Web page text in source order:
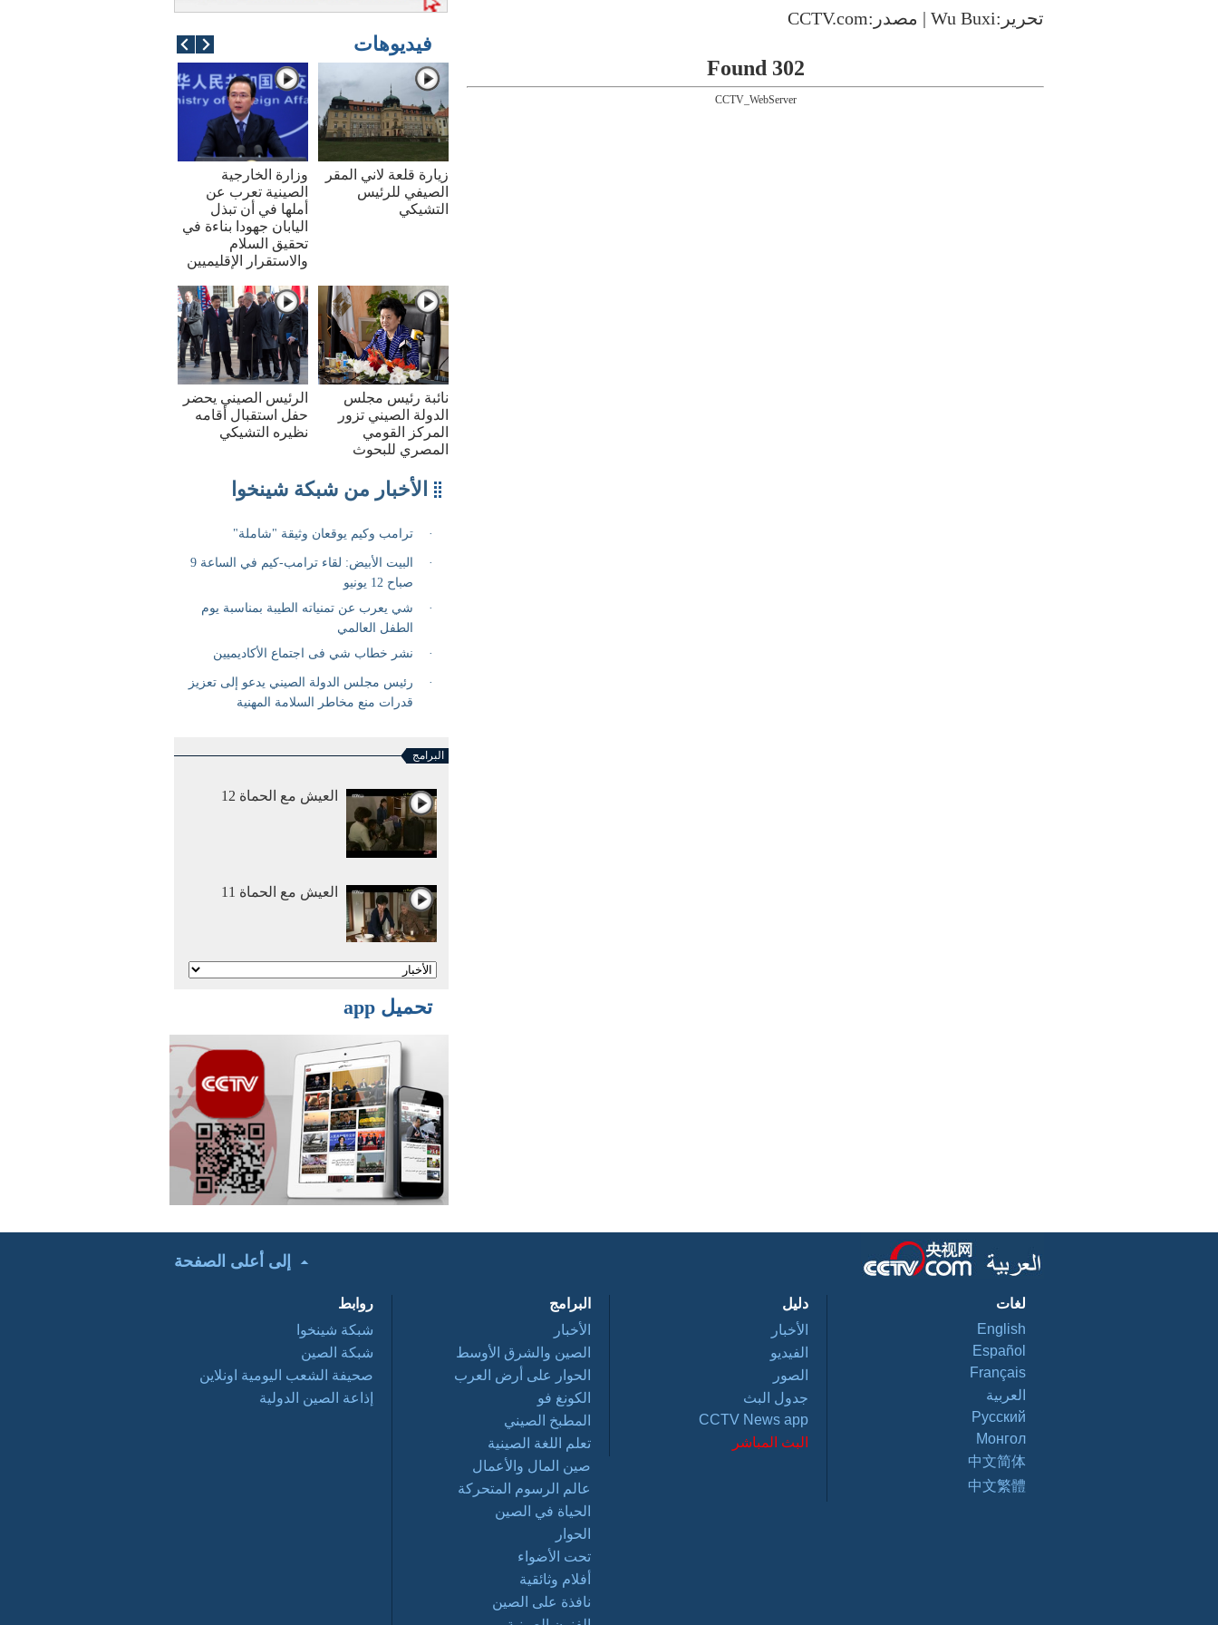
فيديوهات
وزارة الخارجية
الصينية تعرب عن
أملها في أن تبذل
اليابان جهودا بناءة في
تحقيق السلام
والاستقرار الإقليميين
زيارة قلعة لاني المقر
الصيفي للرئيس
التشيكي
الرئيس الصيني يحضر
حفل استقبال أقامه
نظيره التشيكي
نائبة رئيس مجلس
الدولة الصيني تزور
المركز القومي
المصري للبحوث
البرامج
العيش مع الحماة 12
العيش مع الحماة 11
أنا وأمي نتزوج معا 1
أفلام وثائقية: عصر
الهجرة العظمي 2016
03 29
تحت الأضواء: التعاون
أفلام وثائقية: عبور
تحميل app
تحرير:Wu Buxi | مصدر:CCTV.com
302 Found
CCTV_WebServer
إلى أعلى الصفحة
لغات
English
Español
Français
العربية
Pусский
Монгол
中文简体
中文繁體
دليل
الأخبار
الفيديو
الصور
جدول البث
CCTV News app
البث المباشر
البرامج
الأخبار
الصين والشرق الأوسط
الحوار على أرض العرب
الكونغ فو
المطبخ الصيني
تعلم اللغة الصينية
صين المال والأعمال
عالم الرسوم المتحركة
الحياة في الصين
الحوار
تحت الأضواء
أفلام وثائقية
نافذة على الصين
روابط
شبكة شينخوا
شبكة الصين
صحيفة الشعب اليومية اونلاين
إذاعة الصين الدولية